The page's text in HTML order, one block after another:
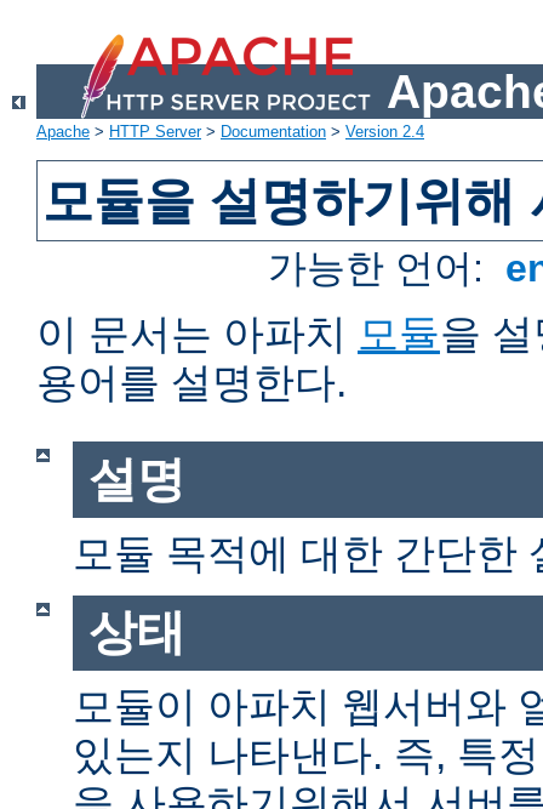
Apache > HTTP Server> Documentation > Version 2.4
모듈을 설명하기위해
가능한 언어:
이 문서는 아파치 모듈을
용어를 설명한다.
설명
모듈 목적에 대한 간단한
상태
모듈이 아파치 웹서버와
있는지 나타낸다. 즉, 특